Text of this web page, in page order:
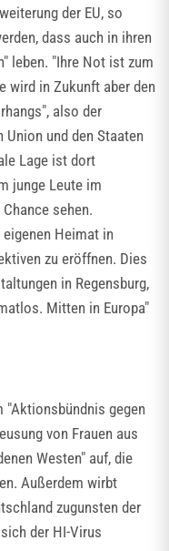
der EU, so
dass auch in ihren
leben. "Ihre Not ist zum
wird in Zukunft aber den
also der
Union und den Staaten
Lage ist dort
junge Leute im
sehen.
Heimat in
zu eröffnen. Dies
in Regensburg,
Mitten in Europa"
"Aktionsbündnis gegen
von Frauen aus
Westen" auf, die
Außerdem wirbt
zugunsten der
der HI-Virus